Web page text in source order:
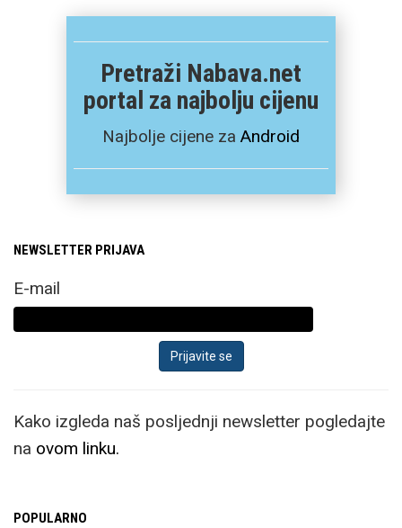
Pretraži Nabava.net
portal za najbolju cijenu
Najbolje cijene za Android
NEWSLETTER PRIJAVA
E-mail
Kako izgleda naš posljednji newsletter pogledajte
na ovom linku.
POPULARNO